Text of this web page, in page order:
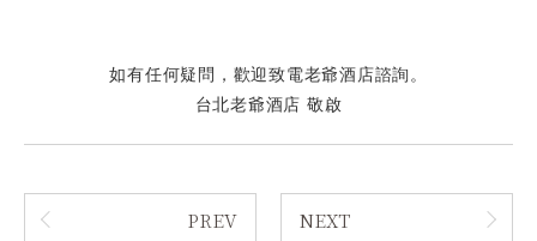
如有任何疑問，歡迎致電老爺酒店諮詢。
台北老爺酒店 敬啟
PREV NEXT